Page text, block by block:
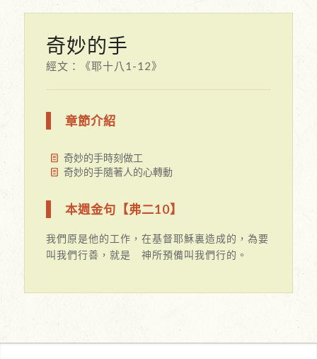
奇妙的手
經文：《耶十八1-12》
章節介紹
奇妙的手時刻做工
奇妙的手隨著人的心轉動
本週金句【弗二10】
我們原是他的工作，在基督耶穌裏造成的，為要
叫我們行善，就是 神所預備叫我們行的。